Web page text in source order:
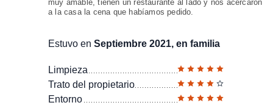
muy amable, tienen un restaurante al lado y nos acercaron
a la casa la cena que habíamos pedido.
Estuvo en Septiembre 2021, en familia
Limpieza
Trato del propietario
Entorno